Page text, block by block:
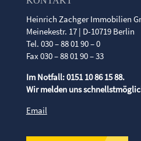
Heinrich Zachger Immobilien
Meinekestr. 17 | D-10719 Berlin
Tel. 030 – 88 01 90 – 0
Fax 030 – 88 01 90 – 33
Im Notfall: 0151 10 86 15 88.
Wir melden uns
Email